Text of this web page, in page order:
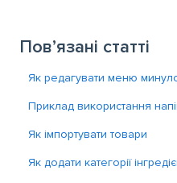
Пов’язані статті
Як редагувати меню
Приклад використання
Як імпортувати товари
Як додати категорії